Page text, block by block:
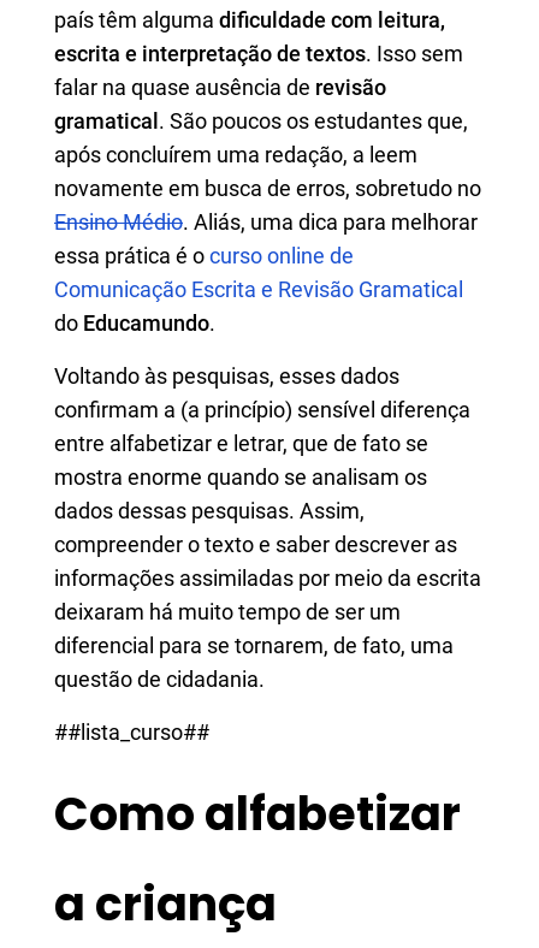
país têm alguma dificuldade com leitura,
escrita e interpretação de textos. Isso sem
falar na quase ausência de revisão
gramatical . São poucos os estudantes que,
após concluírem uma redação, a leem
novamente em busca de erros, sobretudo no
Ensino Médio. Aliás, uma dica para melhorar
essa prática é ocurso online de
Comunicação Escrita e Revisão Gramatical
do Educamundo.
Voltando às pesquisas, esses dados
confirmam a (a princípio) sensível diferença
entre alfabetizar e letrar, que de fato se
mostra enorme quando se analisam os
dados dessas pesquisas. Assim,
compreender o texto e saber descrever as
informações assimiladas por meio da escrita
deixaram há muito tempo de ser um
diferencial para se tornarem, de fato, uma
questão de cidadania.
##lista_curso##
Como alfabetizar
a criança